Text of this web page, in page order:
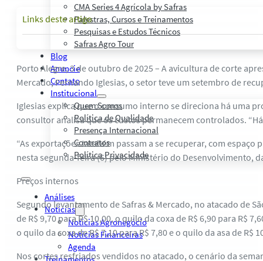
CMA Series 4 Agrícola by Safras
Palestras, Cursos e Treinamentos
Pesquisas e Estudos Técnicos
Safras Agro Tour
Blog
Anuncie
Contato
Institucional
Quem Somos
Política de Qualidade
Presença Internacional
Contratos
Política Privacidade
Análises
Notícias
Notícias Agronegócio
Notícias Financeiras
Agenda
Links deste artigo
Porto Alegre, 3 de outubro de 2025 – A avicultura de corte
Mercado, Fernando Iglesias, o setor teve um setembro de
Iglesias explica que o consumo interno se direciona há uma
consultor analisa que os custos permanecem controlados.
“As exportações também passam a se recuperar, com
nesta segunda-feira (6) pelo Ministério do Desenvolvimento,
Preços internos
Segundo levantamento de Safras & Mercado, no atacado de
de R$ 9,70 para R$ 10,00, o quilo da coxa de R$ 6,90 para R$
o quilo da coxa de R$ 7,10 para R$ 7,80 e o quilo da asa de R$
Nos cortes resfriados vendidos no atacado, o cenário da